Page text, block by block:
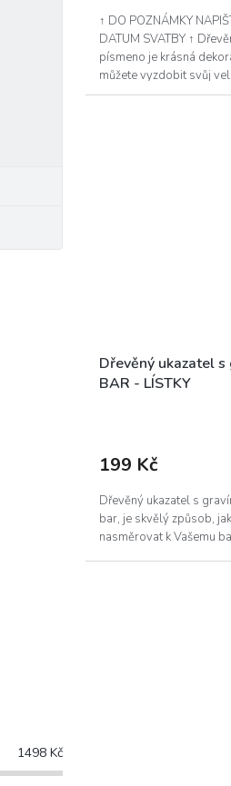
1498 Kč
↑ DO POZNÁMKY
DATUM SVATBY ↑
písmeno je krásná
můžete vyzdobit svůj
písmeno s podpisy
Dřevěný ukazatel
BAR - LÍSTKY
199 Kč
Dřevěný ukazatel s
bar, je skvělý způsob,
nasměrovat k Vašemu